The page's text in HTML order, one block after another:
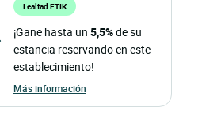
Lealtad ETIK
¡Gane hasta un 5,5%de su
estancia reservando en este
establecimiento!
Más información